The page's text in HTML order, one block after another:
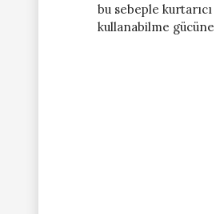
bu sebeple
kullanabilme